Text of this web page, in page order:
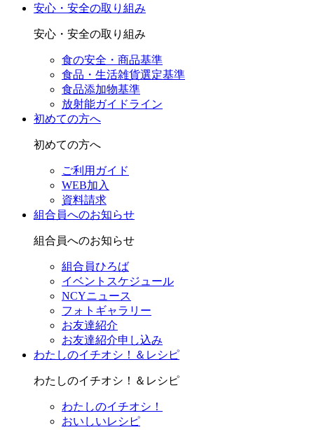
安心・安全の取り組み
安心・安全の取り組み
食の安全・商品基準
食品・生活雑貨選定基準
食品添加物基準
放射能ガイドライン
初めての方へ
初めての方へ
ご利用ガイド
WEB加入
資料請求
組合員へのお知らせ
組合員へのお知らせ
組合員ひろば
イベントスケジュール
NCYニュース
フォトギャラリー
お友達紹介
お友達紹介申し込み
わたしのイチオシ！＆レシピ
わたしのイチオシ！＆レシピ
わたしのイチオシ！
おいしいレシピ